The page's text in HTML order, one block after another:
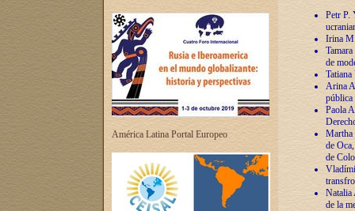
América Latina Portal Europeo
Petr P.
Irina
de
Arina
pública
Paola
Martha
de
de
Natalia
de la